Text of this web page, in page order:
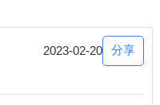
姊，一個弟弟，但我弟弟
錯了問題。
藏著不自然。而她的坦然
一個不小心又說了不該說
2023-02-20 分享